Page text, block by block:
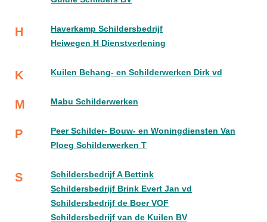
H
Haverkamp Schildersbedrijf
Heiwegen H Dienstverlening
K Kuilen Behang- en Schilderwerken Dirk vd
M Mabu Schilderwerken
P
Peer Schilder- Bouw- en Woningdiensten Van
Ploeg Schilderwerken T
S
Schildersbedrijf A Bettink
Schildersbedrijf Brink Evert Jan vd
Schildersbedrijf de Boer VOF
Schildersbedrijf van de Kuilen BV